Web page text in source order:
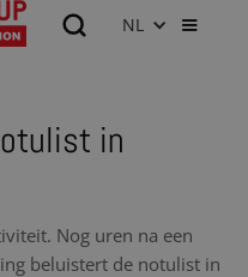
NL
in
Nog uren na een
beluistert de notulist in